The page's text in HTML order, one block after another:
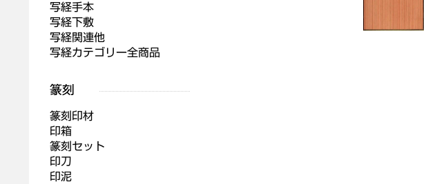
写経手本
写経下敷
写経関連他
写経カテゴリー全商品
篆刻印材
印箱
篆刻セット
印刀
印泥